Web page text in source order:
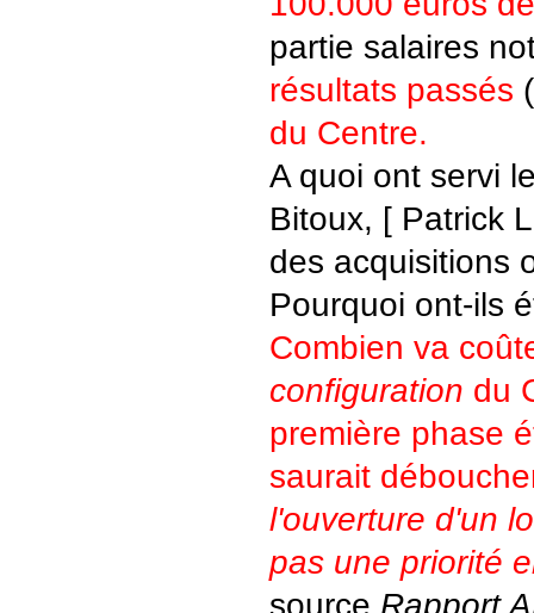
partie salaires
résultats passés
du Centre.
A quoi ont servi
Bitoux, [ Patrick
des acquisitions
Pourquoi ont-ils
Combien va
configuration du
première phase
saurait
l'ouverture d'un
pas une priorité
source Rapport